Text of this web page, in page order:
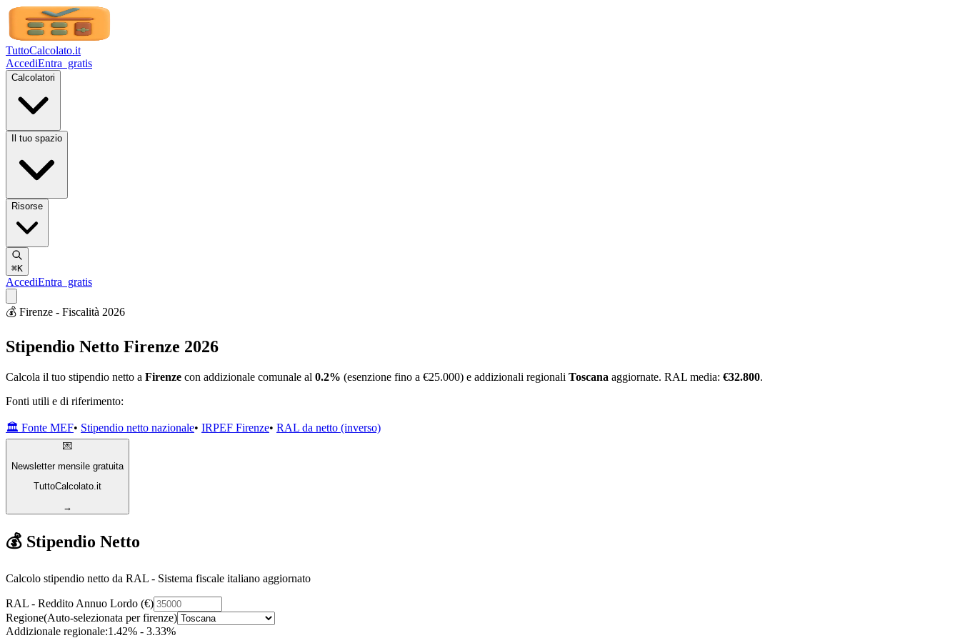
TuttoCalcolato.it
AccediEntra gratis
Calcolatori
Il tuo spazio
Risorse
⌘K
AccediEntra gratis
💰 Firenze - Fiscalità 2026
Stipendio Netto Firenze 2026
Calcola il tuo stipendio netto a Firenze con addizionale comunale al 0.2% (esenzione fino a €25.000) e addizionali regionali Toscana aggiornate. RAL media: €32.800.
Fonti utili e di riferimento:
🏛️ Fonte MEF• Stipendio netto nazionale• IRPEF Firenze• RAL da netto (inverso)
💌
Newsletter mensile gratuita
TuttoCalcolato.it
→
💰 Stipendio Netto
Calcolo stipendio netto da RAL - Sistema fiscale italiano aggiornato
RAL - Reddito Annuo Lordo (€)
Regione(Auto-selezionata perfirenze)
Addizionale regionale:1.42% - 3.33%